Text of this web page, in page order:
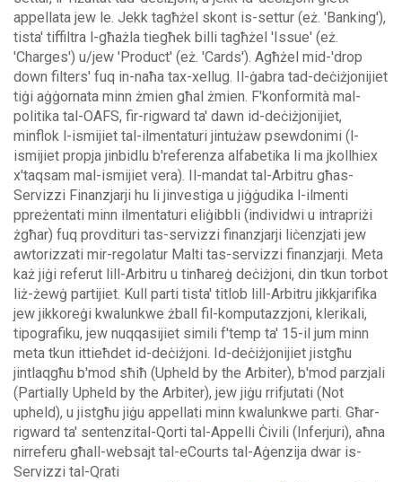
appellata jew le. Jekk tagħżel skont is-settur (eż. 'Banking'),
tista' tiffiltra l-għażla tiegħek billi tagħżel 'Issue' (eż.
'Charges') u/jew 'Product' (eż. 'Cards'). Agħżel mid-'drop
down filters' fuq in-naħa tax-xellug. Il-ġabra tad-deċiżjonijiet
tiġi aġġornata minn żmien għal żmien. F'konformità mal-
politika tal-OAFS, fir-rigward ta' dawn id-deċiżjonijiet,
minflok l-ismijiet tal-ilmentaturi jintużaw psewdonimi (l-
ismijiet propja jinbidlu b'referenza alfabetika li ma jkollhiex
x'taqsam mal-ismijiet vera). Il-mandat tal-Arbitru għas-
Servizzi Finanzjarji hu li jinvestiga u jiġġudika l-ilmenti
ppreżentati minn ilmentaturi eliġibbli (individwi u intrapriżi
żgħar) fuq provdituri tas-servizzi finanzjarji liċenzjati jew
awtorizzati mir-regolatur Malti tas-servizzi finanzjarji. Meta
każ jiġi referut lill-Arbitru u tinħareġ deċiżjoni, din tkun torbot
liż-żewġ partijiet. Kull parti tista' titlob lill-Arbitru jikkjarifika
jew jikkoreġi kwalunkwe żball fil-komputazzjoni, klerikali,
tipografiku, jew nuqqasijiet simili f'temp ta' 15-il jum minn
meta tkun ittieħdet id-deċiżjoni. Id-deċiżjonijiet jistgħu
jintlaqgħu b'mod sħiħ (Upheld by the Arbiter), b'mod parzjali
(Partially Upheld by the Arbiter), jew jiġu rrifjutati (Not
upheld), u jistgħu jiġu appellati minn kwalunkwe parti. Għar-
rigward ta' sentenzital-Qorti tal-Appelli Ċivili (Inferjuri), aħna
nirreferu għall-websajt tal-eCourts tal-Aġenzija dwar is-
Servizzi tal-Qrati